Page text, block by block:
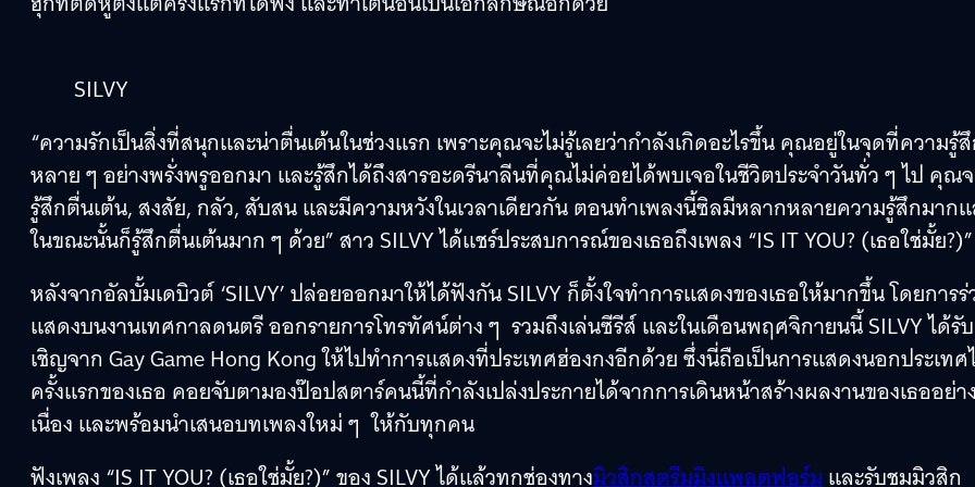
SILVY
“ความรักเป็นสิ่งที่สนุกและน่าตื่นเต้นในช่วงแรก เพราะคุณจะไม่รู้เลยว่ากำลังเกิดอะไรขึ้น คุณอยู่ในจุดที่ความรู้
หลาย ๆ อย่างพรั่งพรูออกมา และรู้สึกได้ถึงสารอะดรีนาลีนที่คุณไม่ค่อยได้พบเจอในชีวิตประจำวันทั่ว ๆ ไป คุณ
รู้สึกตื่นเต้น, สงสัย, กลัว, สับสน และมีความหวังในเวลาเดียวกัน ตอนทำเพลงนี้ซิลมีหลากหลายความรู้สึกมาก
ในขณะนั้นก็รู้สึกตื่นเต้นมาก ๆ ด้วย” สาว SILVY ได้แชร์ประสบการณ์ของเธอถึงเพลง “IS IT YOU? (เธอใช่มั้ย?)”
หลังจากอัลบั้มเดบิวต์ ‘SILVY’ ปล่อยออกมาให้ได้ฟังกัน SILVY ก็ตั้งใจทำการแสดงของเธอให้มากขึ้น โดยการร่
แสดงบนงานเทศกาลดนตรี ออกรายการโทรทัศน์ต่าง ๆ รวมถึงเล่นซีรีส์ และในเดือนพฤศจิกายนนี้ SILVY ได้รับ
เชิญจาก Gay Game Hong Kong ให้ไปทำการแสดงที่ประเทศฮ่องกงอีกด้วย ซึ่งนี่ถือเป็นการแสดงนอกประเทศ
ครั้งแรกของเธอ คอยจับตามองป๊อปสตาร์คนนี้ที่กำลังเปล่งประกายได้จากการเดินหน้าสร้างผลงานของเธออย่า
เนื่อง และพร้อมนำเสนอบทเพลงใหม่ ๆ ให้กับทุกคน
ฟังเพลง “IS IT YOU? (เธอใช่มั้ย?)” ของ SILVY ได้แล้วทุกช่องทางมิวสิกสตรีมมิงแพลตฟอร์มและรับชมมิวสิก